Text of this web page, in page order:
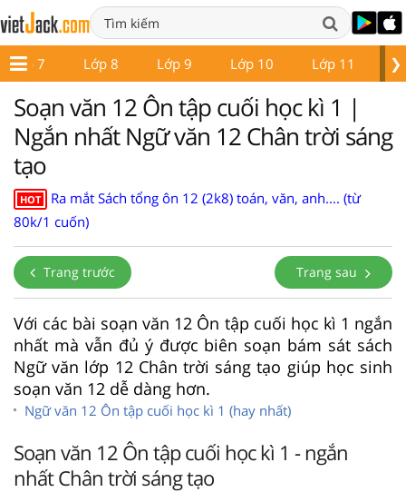
❯
Lớp 7 Lớp 8 Lớp 9 Lớp 10 Lớp 11
Soạn văn 12 Ôn tập cuối học kì 1 |
Ngắn nhất Ngữ văn 12 Chân trời sáng
tạo
HOT
Ra mắt Sách tổng ôn 12 (2k8) toán, văn, anh.... (từ
80k/1 cuốn)
Trang trước Trang sau
Với các bài soạn văn 12 Ôn tập cuối học kì 1 ngắn
nhất mà vẫn đủ ý được biên soạn bám sát sách
Ngữ văn lớp 12 Chân trời sáng tạo giúp học sinh
soạn văn 12 dễ dàng hơn.
Ngữ văn 12 Ôn tập cuối học kì 1 (hay nhất)
Soạn văn 12 Ôn tập cuối học kì 1 - ngắn
nhất Chân trời sáng tạo